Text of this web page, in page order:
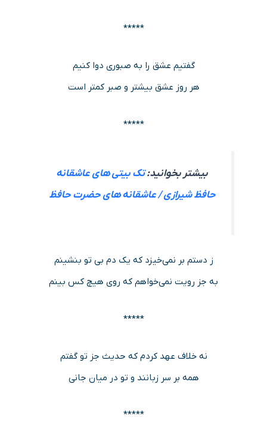
*****
گفتیم عشق را به صبوری دوا کنیم
هر روز عشق بیشتر و صبر کمتر است
*****
بیشتر بخوانید:تک بیتی های عاشقانه
حافظ شیرازی / عاشقانه های حضرت حافظ
ز دستم بر نمی‌خیزد که یک دم بی تو بنشینم
به جز رویت نمی‌خواهم که روی هیچ کس بینم
*****
نه خلاف عهد کردم که حدیث جز تو گفتم
همه بر سر زبانند و تو در میان جانی
*****